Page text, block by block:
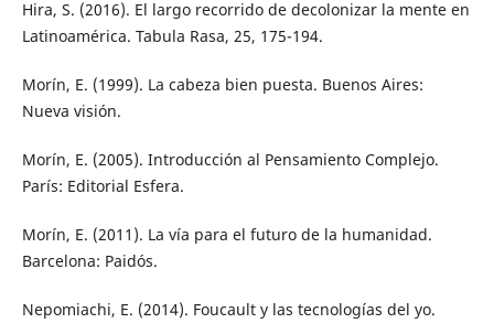
Hira, S. (2016). El largo recorrido de decolonizar la mente en
Latinoamérica. Tabula Rasa, 25, 175-194.
Morín, E. (1999). La cabeza bien puesta. Buenos Aires:
Nueva visión.
Morín, E. (2005). Introducción al Pensamiento Complejo.
París: Editorial Esfera.
Morín, E. (2011). La vía para el futuro de la humanidad.
Barcelona: Paidós.
Nepomiachi, E. (2014). Foucault y las tecnologías del yo.